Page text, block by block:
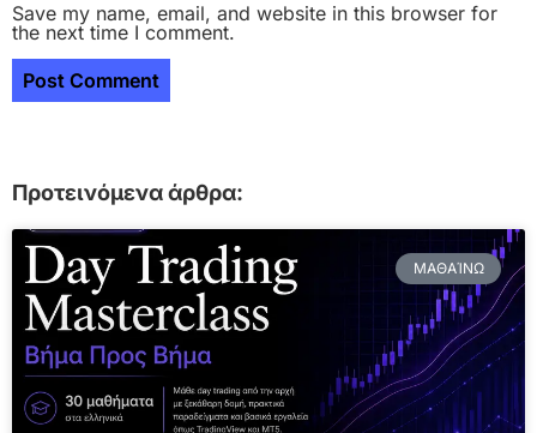
Save my name, email, and website in this browser for
the next time I comment.
Προτεινόμενα άρθρα:
ΜΑΘΑΊΝΩ